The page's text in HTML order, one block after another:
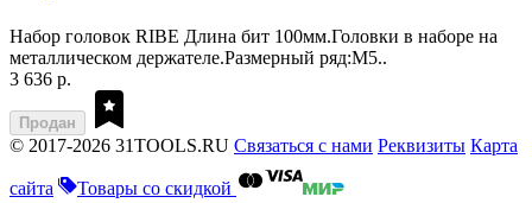
Набор головок RIBE Длина бит 100мм.Головки в наборе на
металлическом держателе.Размерный ряд:M5..
3 636 р.
Продан
© 2017-2026 31TOOLS.RU Связаться с нами Реквизиты Карта
сайта Товары со скидкой